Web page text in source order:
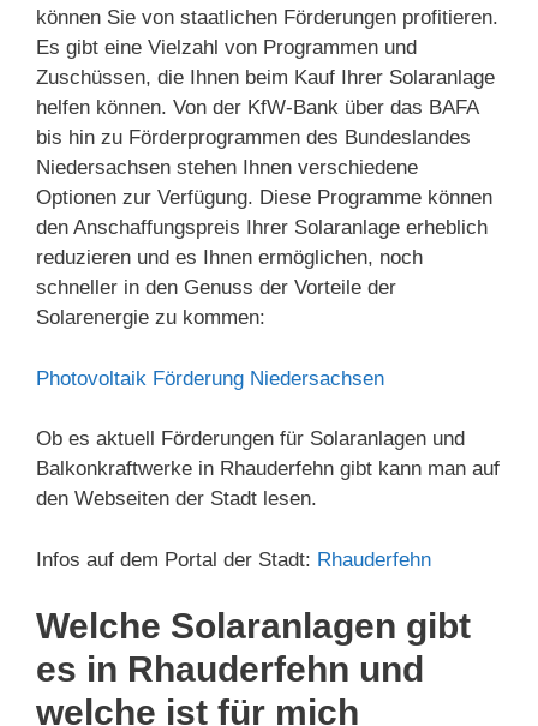
können Sie von staatlichen Förderungen profitieren.
Es gibt eine Vielzahl von Programmen und
Zuschüssen, die Ihnen beim Kauf Ihrer Solaranlage
helfen können. Von der KfW-Bank über das BAFA
bis hin zu Förderprogrammen des Bundeslandes
Niedersachsen stehen Ihnen verschiedene
Optionen zur Verfügung. Diese Programme können
den Anschaffungspreis Ihrer Solaranlage erheblich
reduzieren und es Ihnen ermöglichen, noch
schneller in den Genuss der Vorteile der
Solarenergie zu kommen:
Photovoltaik Förderung Niedersachsen
Ob es aktuell Förderungen für Solaranlagen und
Balkonkraftwerke in Rhauderfehn gibt kann man auf
den Webseiten der Stadt lesen.
Infos auf dem Portal der Stadt: Rhauderfehn
Welche Solaranlagen gibt
es in Rhauderfehn und
welche ist für mich